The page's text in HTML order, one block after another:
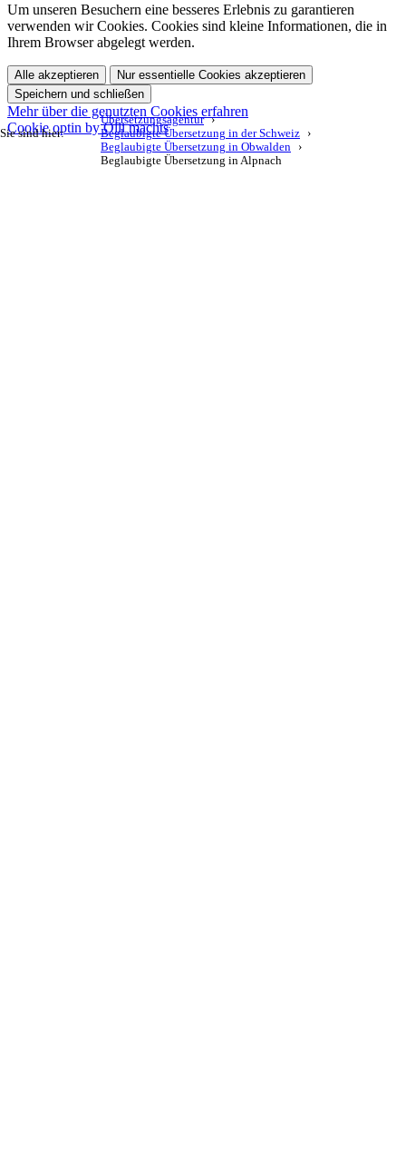
Sie sind hier:
Übersetzungsagentur
Beglaubigte Übersetzung in der Schweiz
Beglaubigte Übersetzung in Obwalden
Beglaubigte Übersetzung in Alpnach
Um unseren Besuchern eine besseres Erlebnis zu garantieren
verwenden wir Cookies. Cookies sind kleine Informationen, die in
Ihrem Browser abgelegt werden.
Alle akzeptieren
Nur essentielle Cookies akzeptieren
Speichern und schließen
Mehr über die genutzten Cookies erfahren
Cookie optin by Olli machts